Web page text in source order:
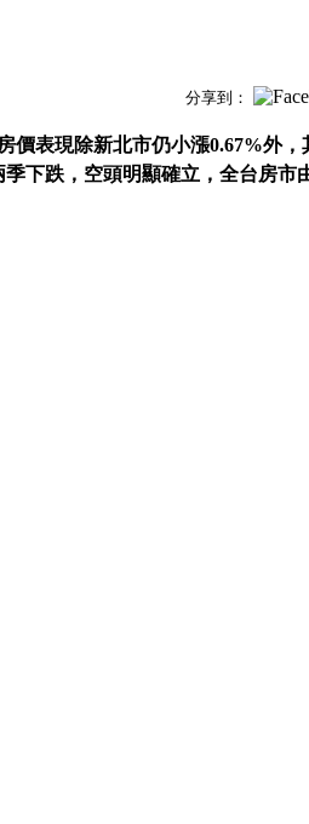
分享到：
價表現除新北市仍小漲0.67%外，
下跌，空頭明顯確立，全台房市